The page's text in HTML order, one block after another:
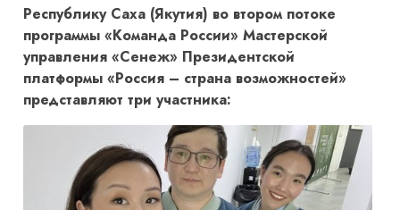
Республику Саха (Якутия) во втором потоке
программы «Команда России» Мастерской
управления «Сенеж» Президентской
платформы «Россия – страна возможностей»
представляют три участника: